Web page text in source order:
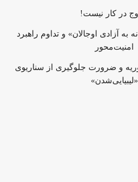
در کار نیست!
به آزادی اوجالان» و تداوم راهبرد
امنیت‌محور
و ضرورت جلوگیری از سناریوی
«لیبیایی‌شدن»